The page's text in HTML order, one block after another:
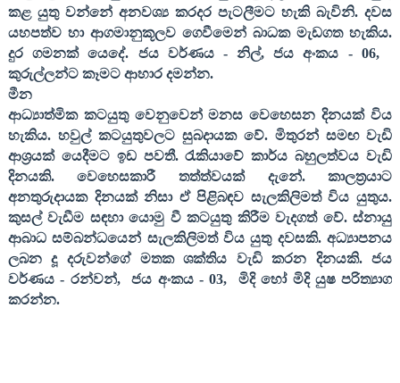
කළ යුතු වන්නේ අනවශ්‍ය කරදර පැටලීමට හැකි බැවිනි. දවස
යහපත්ව හා ආගමානුකූලව ගෙවීමෙන් බාධක මැඩගත හැකිය.
දුර ගමනක් යෙදේ. ජය වර්ණය - නිල්,ජය අංකය - 06,
කුරුල්ලන්ට කෑමට ආහාර දමන්න.
මීන
ආධ්‍යාත්මික කටයුතු වෙනුවෙන් මනස වෙහෙසන දිනයක් විය
හැකිය. හවුල් කටයුතුවලට සුබදායක වේ. මිතුරන් සමඟ වැඩි
ආශ්‍රයක් යෙදීමට ඉඩ පවතී. රැකියාවේ කාර්ය බහුලත්වය වැඩි
දිනයකි. වෙහෙසකාරී තත්ත්වයක් දැනේ. කාලත්‍රයාට
අනතුරුදායක දිනයක් නිසා ඒ පිළිබඳව සැලකිලිමත් විය යුතුය.
කුසල් වැඩීම සඳහා යොමු වී කටයුතු කිරීම වැදගත් වේ. ස්නායු
ආබාධ සම්බන්ධයෙන් සැලකිලිමත් විය යුතු දවසකි. අධ්‍යාපනය
ලබන දූ දරුවන්ගේ මතක ශක්තිය වැඩි කරන දිනයකි. ජය
වර්ණය- රන්වන්, ජය අංකය - 03,
මිදි හෝ මිදි යුෂ පරිත්‍යාග
කරන්න.